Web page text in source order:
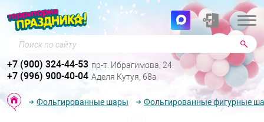
Поиск по сайту
+7 (900) 324-44-53 пр-т. Ибрагимова, 24
+7 (996) 900-40-04 Аделя Кутуя, 68а
Фольгированные шары Фольгированные фигурные